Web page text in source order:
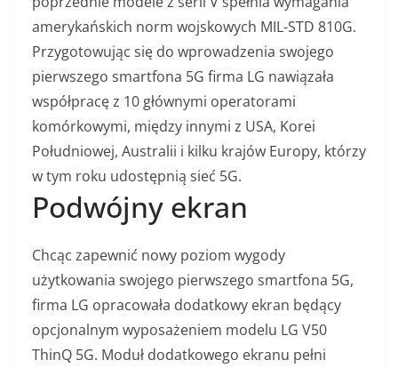
amerykańskich norm wojskowych MIL-STD 810G.
Przygotowując się do wprowadzenia swojego
pierwszego smartfona 5G firma LG nawiązała
współpracę z 10 głównymi operatorami
komórkowymi, między innymi z USA, Korei
Południowej, Australii i kilku krajów Europy, którzy
w tym roku udostępnią sieć 5G.
Podwójny ekran
Chcąc zapewnić nowy poziom wygody
użytkowania swojego pierwszego smartfona 5G,
firma LG opracowała dodatkowy ekran będący
opcjonalnym wyposażeniem modelu LG V50
ThinQ 5G. Moduł dodatkowego ekranu pełni